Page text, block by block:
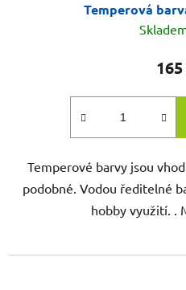
Temperová
Temperové barvy jsou
podobné. Vodou ředitelné
hobby využití. .